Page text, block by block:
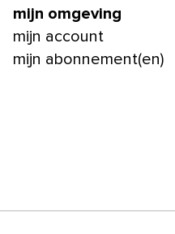
mijn omgeving
mijn account
mijn abonnement(en)